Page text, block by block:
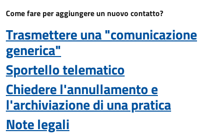
Come fare per aggiungere un nuovo contatto?
Trasmettere una "comunicazione
generica"
Sportello telematico
Chiedere l'annullamento e
l'archiviazione di una pratica
Note legali